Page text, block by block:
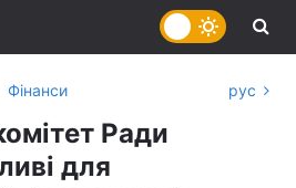
Фінанси рус
Ради
для